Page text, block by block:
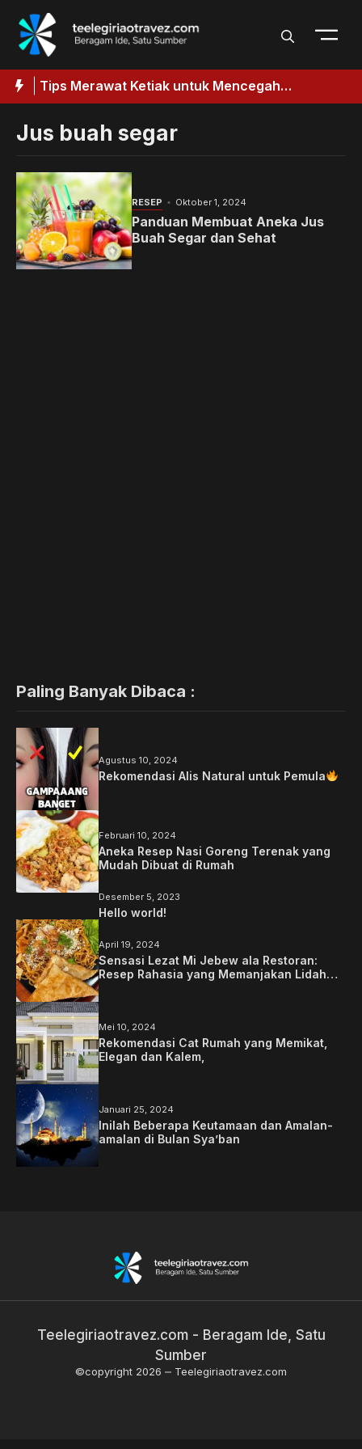
Langsung
Tips Merawat Ketiak untuk Mencegah
Penggelapan
Jus buah segar
RESEP Oktober 1, 2024
Panduan Membuat Aneka Jus
Buah Segar dan Sehat
Paling Banyak Dibaca :
Agustus 10, 2024
Rekomendasi Alis Natural untuk Pemula
Februari 10, 2024
Aneka Resep Nasi Goreng Terenak yang
Mudah Dibuat di Rumah
Desember 5, 2023
Hello world!
April 19, 2024
Sensasi Lezat Mi Jebew ala Restoran:
Resep Rahasia yang Memanjakan Lidah
Mei 10, 2024
Rekomendasi Cat Rumah yang Memikat,
Elegan dan Kalem,
Januari 25, 2024
Inilah Beberapa Keutamaan dan Amalan-
amalan di Bulan Sya’ban
Teelegiriaotravez.com - Beragam Ide, Satu
Sumber
©copyright 2026 Teelegiriaotravez.com